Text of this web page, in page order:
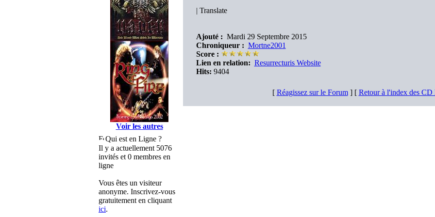
Voir les autres
Qui est en Ligne ?
Il y a actuellement 5076
invités et 0 membres en
ligne
Vous êtes un visiteur
anonyme. Inscrivez-vous
gratuitement en cliquant
ici.
| Translate
Ajouté : Mardi 29 Septembre 2015
Chroniqueur : Mortne2001
Score :
Lien en relation: Resurrecturis Website
Hits: 9404
[ Réagissez sur le Forum] [ Retour à l'index des CD